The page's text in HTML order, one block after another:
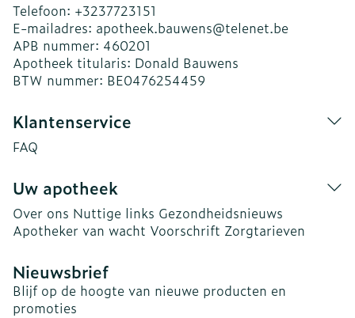
Telefoon: +3237723151
E-mailadres: apotheek.bauwens@telenet.be
APB nummer: 460201
Apotheek titularis: Donald Bauwens
BTW nummer: BE0476254459
Klantenservice
FAQ
Uw apotheek
Over ons Nuttige links Gezondheidsnieuws
Apotheker van wacht Voorschrift Zorgtarieven
Nieuwsbrief
Blijf op de hoogte van nieuwe producten en
promoties